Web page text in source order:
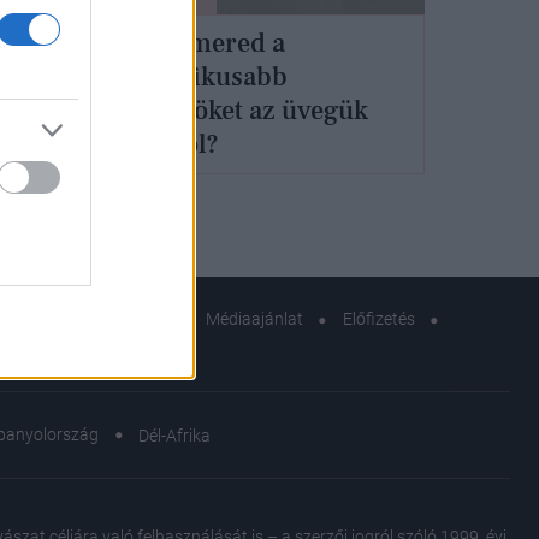
Te felismered a
legikonikusabb
parfümöket az üvegük
alakjáról?
Médiaajánlat
Előfizetés
Dél-Afrika